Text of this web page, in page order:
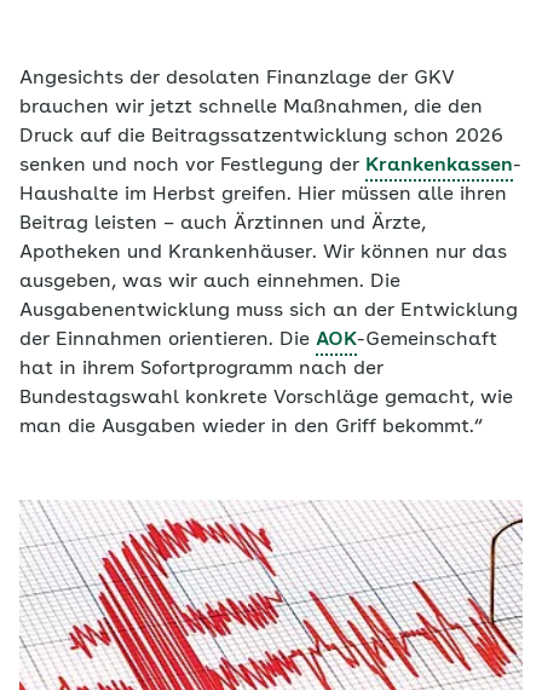
Angesichts der desolaten Finanzlage der GKV
brauchen wir jetzt schnelle Maßnahmen, die den
Druck auf die Beitragssatzentwicklung schon 2026
senken und noch vor Festlegung der Krankenkassen-
Haushalte im Herbst greifen. Hier müssen alle ihren
Beitrag leisten – auch Ärztinnen und Ärzte,
Apotheken und Krankenhäuser. Wir können nur das
ausgeben, was wir auch einnehmen. Die
Ausgabenentwicklung muss sich an der Entwicklung
der Einnahmen orientieren. Die AOK-Gemeinschaft
hat in ihrem Sofortprogramm nach der
Bundestagswahl konkrete Vorschläge gemacht, wie
man die Ausgaben wieder in den Griff bekommt.“